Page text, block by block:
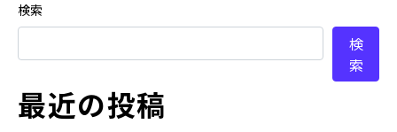
検索
検
索
最近の投稿